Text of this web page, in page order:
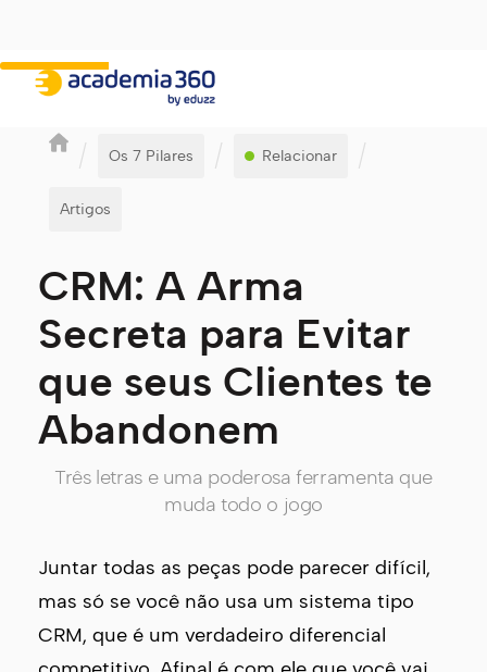
/ Os 7 Pilares / Relacionar /
Artigos
CRM: A Arma
Secreta para Evitar
que seus Clientes te
Abandonem
Três letras e uma poderosa ferramenta que
muda todo o jogo
Juntar todas as peças pode parecer difícil,
mas só se você não usa um sistema tipo
CRM, que é um verdadeiro diferencial